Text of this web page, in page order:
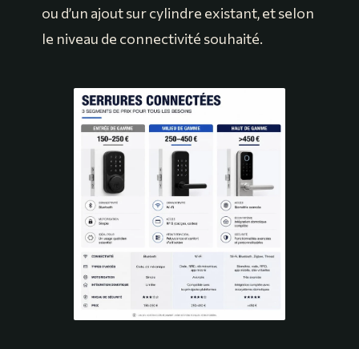
ou d’un ajout sur cylindre existant, et selon
le niveau de connectivité souhaité.